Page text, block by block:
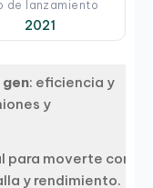
de lanzamiento
2021
gen: eficiencia y
y
para moverte con
y rendimiento.